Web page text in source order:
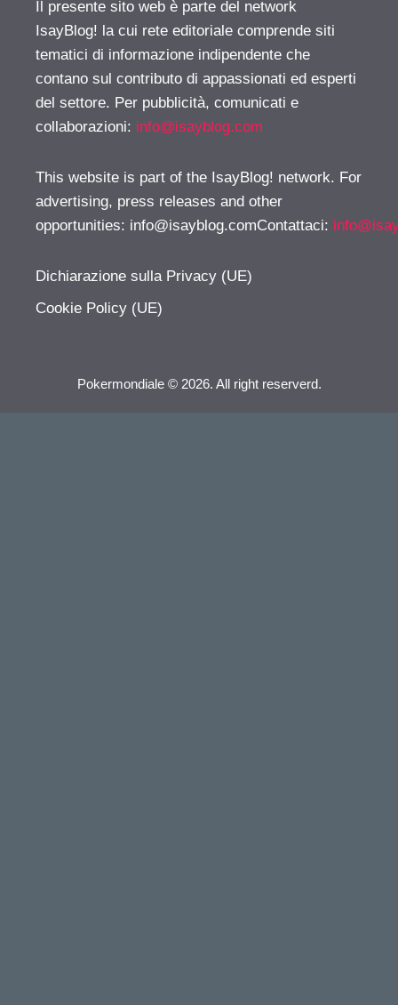
Il presente sito web è parte del network
IsayBlog! la cui rete editoriale comprende siti
tematici di informazione indipendente che
contano sul contributo di appassionati ed esperti
del settore. Per pubblicità, comunicati e
collaborazioni: info@isayblog.com
This website is part of the IsayBlog! network. For
advertising, press releases and other
opportunities: info@isayblog.comContattaci:
Dichiarazione sulla Privacy (UE)
Cookie Policy (UE)
Pokermondiale © 2026. All right reserverd.